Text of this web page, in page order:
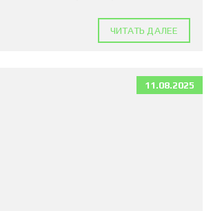
ЧИТАТЬ ДАЛЕЕ
11.08.2025